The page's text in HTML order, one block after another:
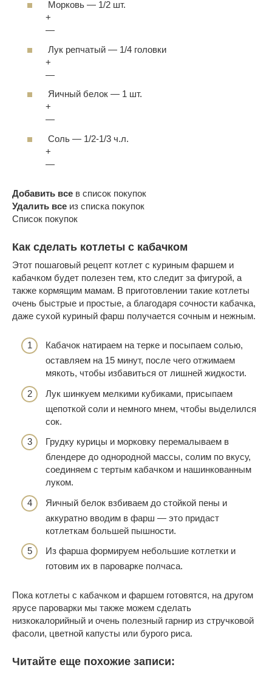
Морковь — 1/2 шт.
+
—
Лук репчатый — 1/4 головки
+
—
Яичный белок — 1 шт.
+
—
Соль — 1/2-1/3 ч.л.
+
—
Добавить все в список покупок
Удалить все из списка покупок
Список покупок
Как сделать котлеты с кабачком
Этот пошаговый рецепт котлет с куриным фаршем и
кабачком будет полезен тем, кто следит за фигурой, а
также кормящим мамам. В приготовлении такие котлеты
очень быстрые и простые, а благодаря сочности кабачка,
даже сухой куриный фарш получается сочным и нежным.
Кабачок натираем на терке и посыпаем солью,
оставляем на 15 минут, после чего отжимаем
мякоть, чтобы избавиться от лишней жидкости.
Лук шинкуем мелкими кубиками, присыпаем
щепоткой соли и немного мнем, чтобы выделился
сок.
Грудку курицы и морковку перемалываем в
блендере до однородной массы, солим по вкусу,
соединяем с тертым кабачком и нашинкованным
луком.
Яичный белок взбиваем до стойкой пены и
аккуратно вводим в фарш — это придаст
котлеткам большей пышности.
Из фарша формируем небольшие котлетки и
готовим их в пароварке полчаса.
Пока котлеты с кабачком и фаршем готовятся, на другом
ярусе пароварки мы также можем сделать
низкокалорийный и очень полезный гарнир из стручковой
фасоли, цветной капусты или бурого риса.
Читайте еще похожие записи: